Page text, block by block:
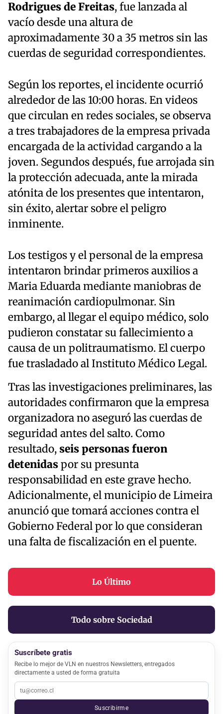
Rodrigues de Freitas, fue lanzada al
vacío desde una altura de
aproximadamente 30 a 35 metros sin las
cuerdas de seguridad correspondientes.
Según los reportes, el incidente ocurrió
alrededor de las 10:00 horas. En videos
que circulan en redes sociales, se observa
a tres trabajadores de la empresa privada
encargada de la actividad cargando a la
joven. Segundos después, fue arrojada sin
la protección adecuada, ante la mirada
atónita de los presentes que intentaron,
sin éxito, alertar sobre el peligro
inminente.
Los testigos y el personal de la empresa
intentaron brindar primeros auxilios a
Maria Eduarda mediante maniobras de
reanimación cardiopulmonar. Sin
embargo, al llegar el equipo médico, solo
pudieron constatar su fallecimiento a
causa de un politraumatismo. El cuerpo
fue trasladado al Instituto Médico Legal.
Tras las investigaciones preliminares, las
autoridades confirmaron que la empresa
organizadora no aseguró las cuerdas de
seguridad antes del salto. Como
resultado, seis personas fueron
detenidaspor su presunta
responsabilidad en este grave hecho.
Adicionalmente, el municipio de Limeira
anunció que tomará acciones contra el
Gobierno Federal por lo que consideran
una falta de fiscalización en el puente.
Lo Último
Todo sobre Sociedad
Suscríbete gratis
Recibe lo mejor de VLN en nuestros Newsletters, entregados
directamente a usted de forma gratuita
Suscribirme